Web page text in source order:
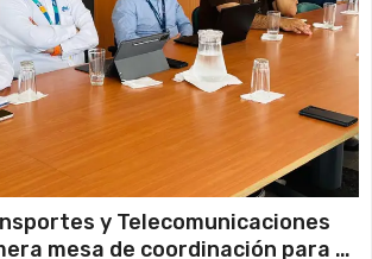
y Telecomunicaciones
mesa de coordinación para el